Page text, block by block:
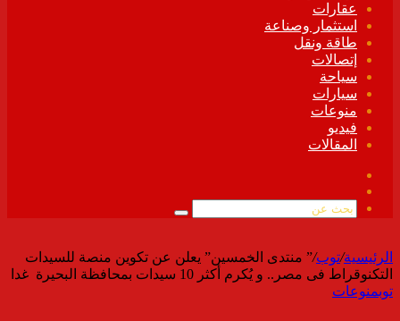
عقارات
استثمار وصناعة
طاقة ونقل
إتصالات
سياحة
سيارات
منوعات
فيديو
المقالات
الموقع
بحث
الرئيسية/توب/” منتدى الخمسين” يعلن عن تكوين منصة للسيدات
التكنوقراط فى مصر.. و يُكرم أكثر 10 سيدات بمحافظة البحيرة غدا
توبمنوعات